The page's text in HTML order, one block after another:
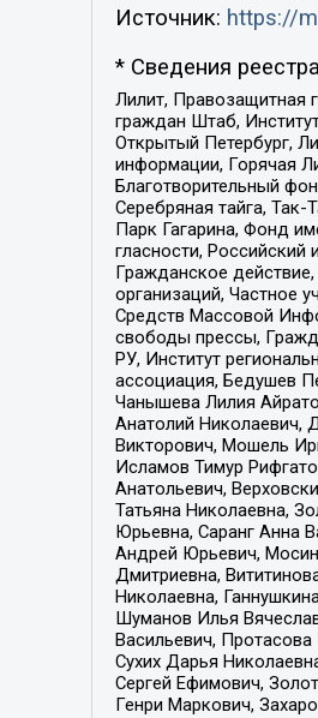
Источник: https://
* Сведения
Лилит, Правозащитная
граждан Штаб,
Открытый Петербург,
информации, Горячая
Благотворительный
Серебряная тайга,
Парк Гагарина, Фонд
гласности, Российский
Гражданское
организаций, Частное
Средств Массовой
свободы прессы,
РУ, Институт
ассоциация, Бедушев
Чанышева Лилия
Анатолий Николаевич,
Викторович, Мошель
Исламов Тимур
Анатольевич,
Татьяна Николаевна,
Юрьевна, Саранг Анна
Андрей Юрьевич, Мосин
Дмитриевна,
Николаевна,
Шуманов Илья
Васильевич,
Сухих Дарья
Сергей Ефимович,
Генри Маркович,